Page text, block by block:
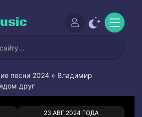
песни 2024 » Владимир
друг
23.АВГ.2024 ГОДА
0 0